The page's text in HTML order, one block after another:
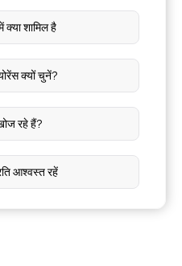
शामिल है
क्यों चुनें?
रहे हैं?
आश्वस्त रहें